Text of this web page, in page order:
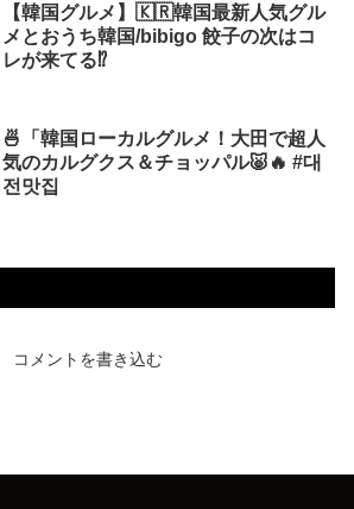
【韓国グルメ】🇰🇷韓国最新人気グル
メとおうち韓国/bibigo 餃子の次はコ
レが来てる⁉️
🍜「韓国ローカルグルメ！大田で超人
気のカルグクス＆チョッパル🐷🔥 #대
전맛집
コメントを書き込む